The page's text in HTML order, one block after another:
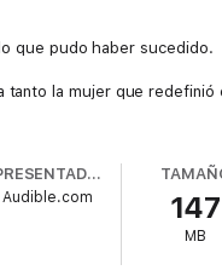
que pudo haber sucedido.
tanto la mujer que redefinió
PRESENTADO POR
Audible.com 147
MB